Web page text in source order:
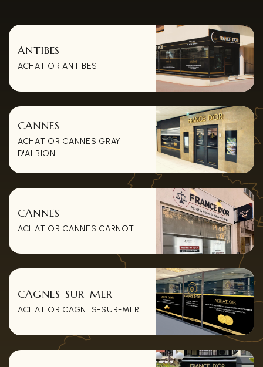
ANTIBES
ACHAT OR ANTIBES
CANNES
ACHAT OR CANNES GRAY
D'ALBION
CANNES
ACHAT OR CANNES CARNOT
CAGNES-SUR-MER
ACHAT OR CAGNES-SUR-MER